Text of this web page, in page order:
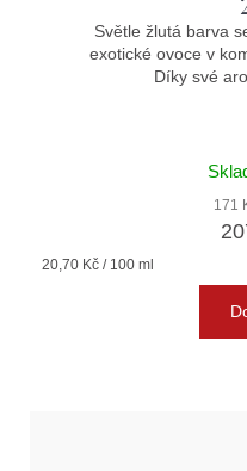
Světle žlutá barva
exotické ovoce v
Díky své
171
Měrná
20,70 Kč / 100 ml